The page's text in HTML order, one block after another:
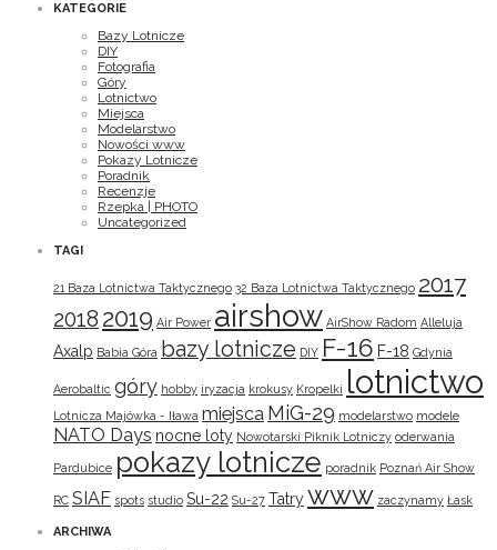
KATEGORIE
Bazy Lotnicze
DIY
Fotografia
Góry
Lotnictwo
Miejsca
Modelarstwo
Nowości www
Pokazy Lotnicze
Poradnik
Recenzje
Rzepka | PHOTO
Uncategorized
TAGI
21 Baza Lotnictwa Taktycznego 32 Baza Lotnictwa Taktycznego 2017
2018 2019 Air Power airshow AirShow Radom Alleluja
Axalp Babia Góra bazy lotnicze DIY F-16 F-18 Gdynia
Aerobaltic góry hobby iryzacja krokusy Kropelki lotnictwo
Lotnicza Majówka - Iława miejsca MiG-29 modelarstwo modele
NATO Days nocne loty Nowotarski Piknik Lotniczy oderwania
Pardubice pokazy lotnicze poradnik Poznań Air Show
RC SIAF spots studio Su-22 Su-27 Tatrywww zaczynamy Łask
ARCHIWA